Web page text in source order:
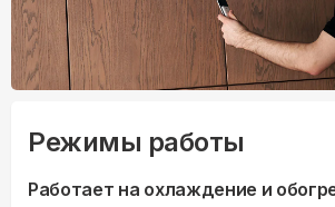
Режимы работы
Работает на охлаждение и